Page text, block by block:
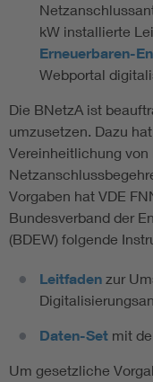
kW installierte
Erneuerbaren-
Webportal
Die BNetzA ist
umzusetzen. Dazu
Vereinheitlichung
Vorgaben hat VDE
Bundesverband der
(BDEW) folgende
Leitfaden zur
Daten-Set mit
Um gesetzliche